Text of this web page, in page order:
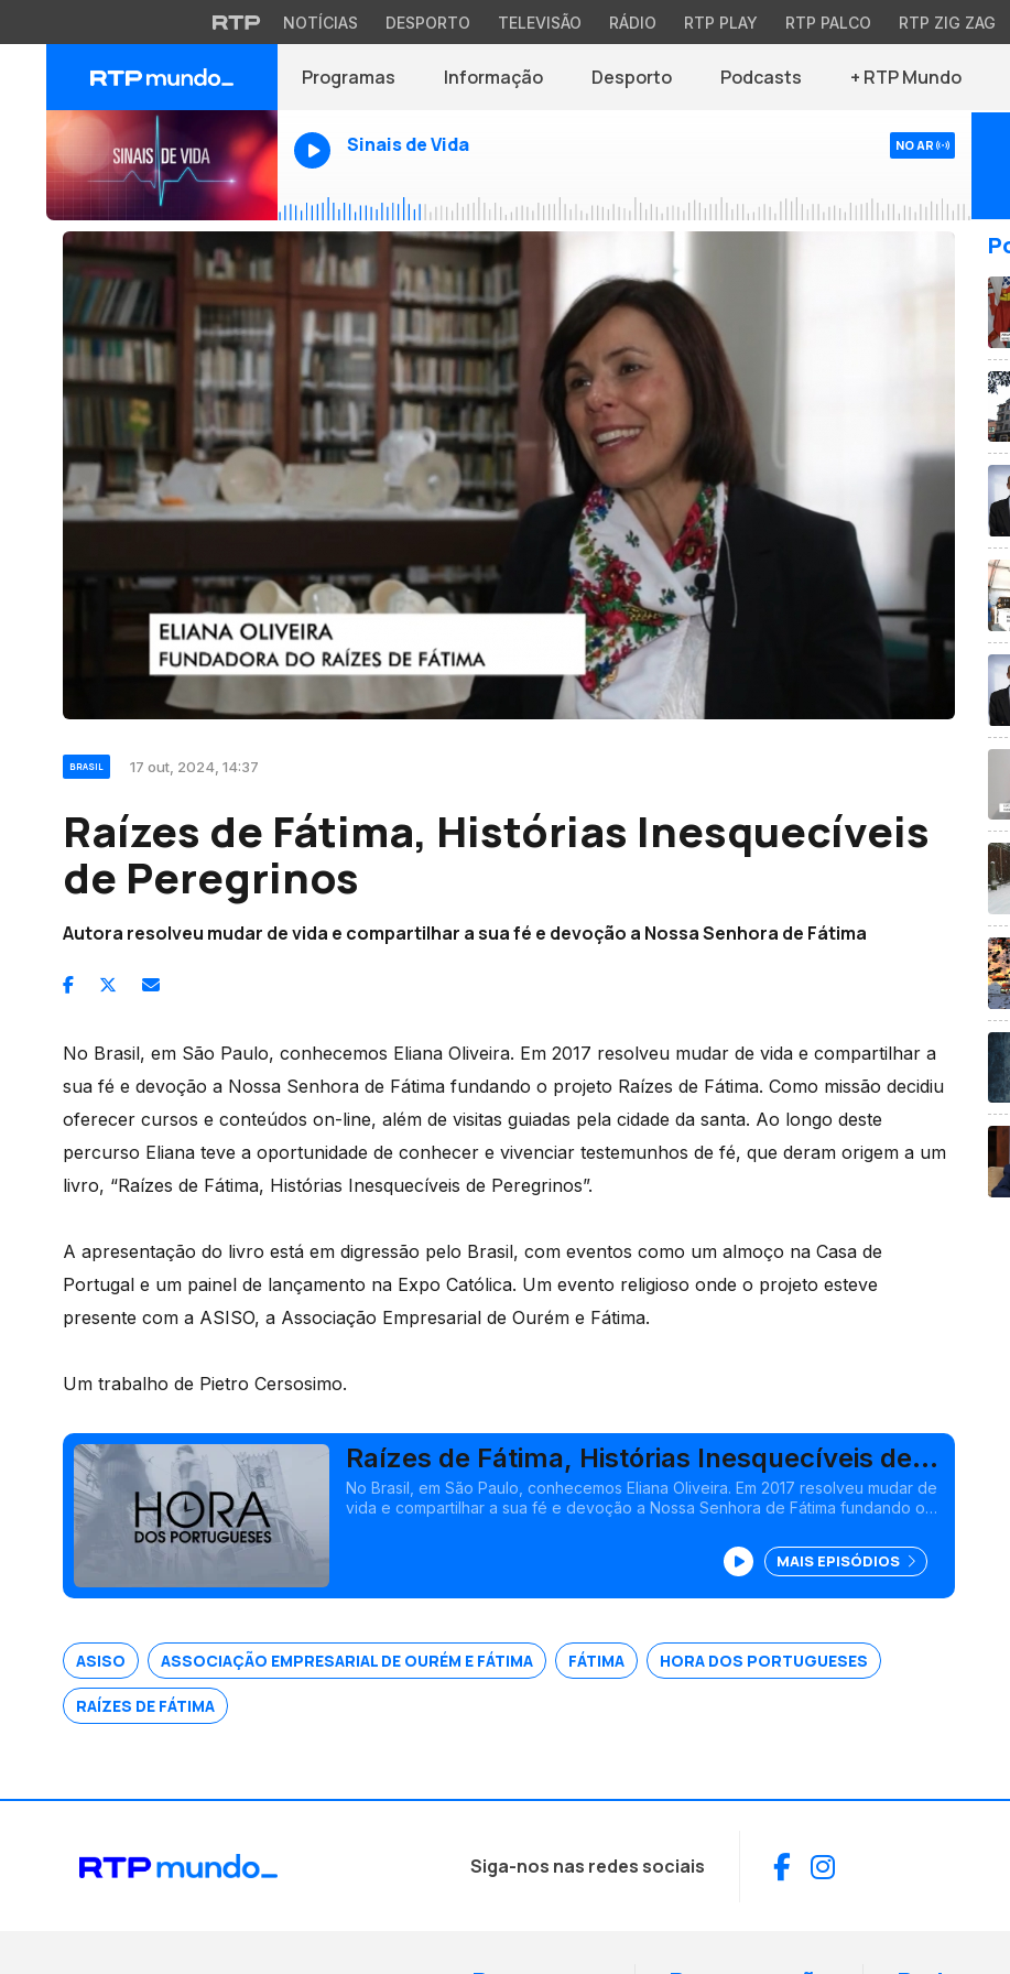
NOTÍCIAS DESPORTO TELEVISÃO RÁDIO RTP PLAY RTP PALCO RTP ZIG ZAG
Programas Informação Desporto Podcasts + RTP Mundo
Sinais de Vida NO AR
BRASIL 17 out, 2024, 14:37
Raízes de Fátima, Histórias Inesquecíveis
de Peregrinos
Autora resolveu mudar de vida e compartilhar a sua fé e devoção a Nossa Senhora de Fátima
No Brasil, em São Paulo, conhecemos Eliana Oliveira. Em 2017 resolveu mudar de vida e compartilhar a
sua fé e devoção a Nossa Senhora de Fátima fundando o projeto Raízes de Fátima. Como missão decidiu
oferecer cursos e conteúdos on-line, além de visitas guiadas pela cidade da santa. Ao longo deste
percurso Eliana teve a oportunidade de conhecer e vivenciar testemunhos de fé, que deram origem a um
livro, “Raízes de Fátima, Histórias Inesquecíveis de Peregrinos”.
A apresentação do livro está em digressão pelo Brasil, com eventos como um almoço na Casa de
Portugal e um painel de lançamento na Expo Católica. Um evento religioso onde o projeto esteve
presente com a ASISO, a Associação Empresarial de Ourém e Fátima.
Um trabalho de Pietro Cersosimo.
Raízes de Fátima, Histórias Inesquecíveis de
Peregrinos
No Brasil, em São Paulo, conhecemos Eliana Oliveira. Em 2017 resolveu mudar de
vida e compartilhar a sua fé e devoção a Nossa Senhora de Fátima fundando o
line, além de visitas guiadas pela cidade da santa. Ao longo deste percurso Eliana
teve a oportunidade de conhecer e vivenciar testemunhos de fé, que deram
MAIS EPISÓDIOS
ASISO ASSOCIAÇÃO EMPRESARIAL DE OURÉM E FÁTIMA FÁTIMA HORA DOS PORTUGUESES
RAÍZES DE FÁTIMA
Siga-nos nas redes sociais Facebook
Instagram